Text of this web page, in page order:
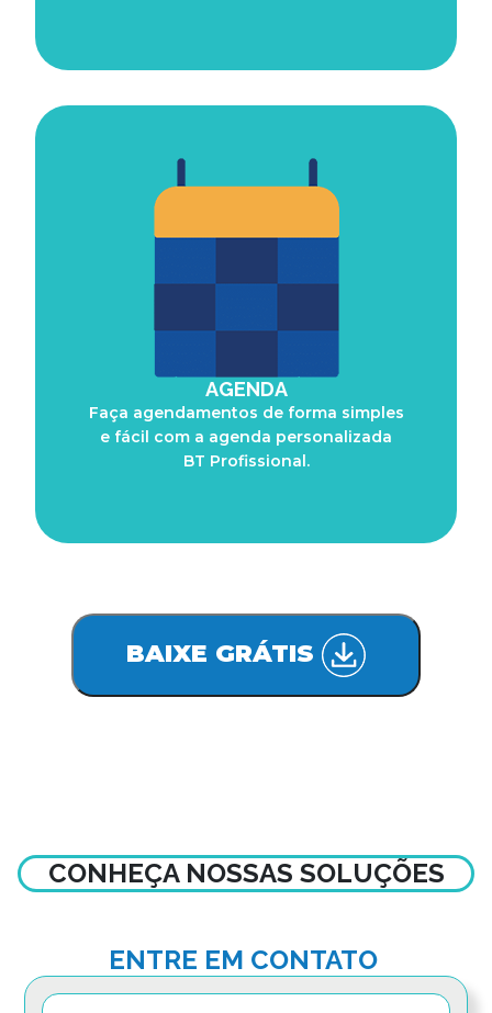
AGENDA
Faça agendamentos de forma simples
e fácil com a agenda personalizada
BT Profissional.
BAIXE GRÁTIS
CONHEÇA NOSSAS SOLUÇÕES
ENTRE EM CONTATO